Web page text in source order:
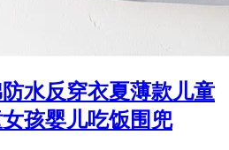
水反穿衣夏薄款儿童
孩婴儿吃饭围兜